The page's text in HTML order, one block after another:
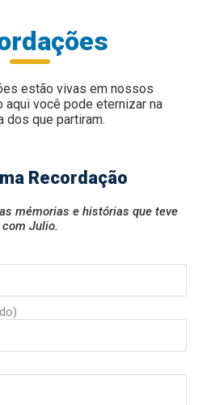
estão vivas em nossos
aqui você pode eternizar na
dos que partiram.
Recordação
mémorias e histórias que teve
com Julio.